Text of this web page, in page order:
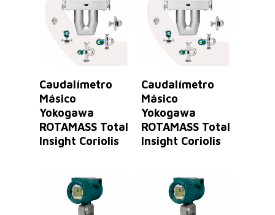
Leer Más
Caudalímetro
Másico
Yokogawa
ROTAMASS Total
Insight Coriolis
Leer Más
Caudalímetro
Másico
Yokogawa
ROTAMASS Total
Insight Coriolis